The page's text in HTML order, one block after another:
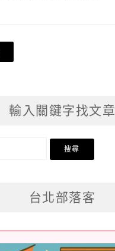
輸入關鍵字找文章
台北部落客